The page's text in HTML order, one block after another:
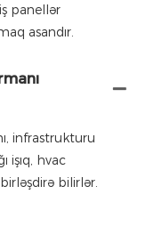
panellər
asandır.
infrastrukturu
işıq, hvac
bilirlər.